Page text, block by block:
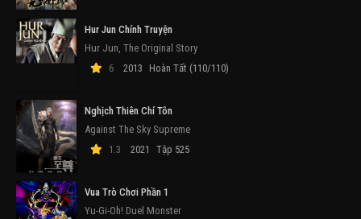
Hur Jun Chính Truyện
Hur Jun, The Original Story
6
2013 Hoàn Tất (110/110)
Nghịch Thiên Chí Tôn
Against The Sky Supreme
1.3
2021 Tập 525
Vua Trò Chơi Phần 1
Yu-Gi-Oh! Duel Monster